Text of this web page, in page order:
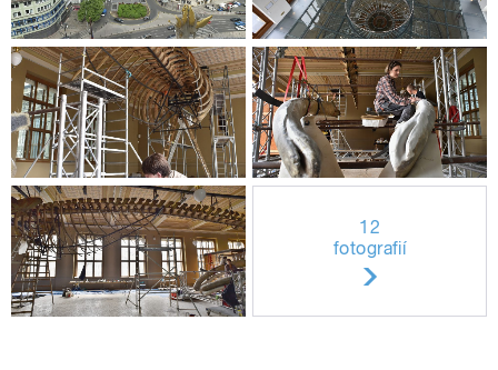
12
fotografií